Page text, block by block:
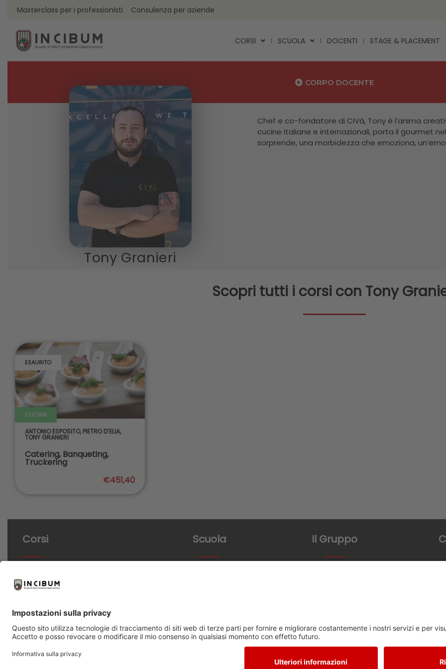
Masterclass per i professionisti Consulenza per aziende
CORSI SCUOLA DOCENTI STAGE & PLACEMENT
CORPO DOCENTE
Tony Granieri
Chef e co-fondatore di CiVà, Tony è l’anima
cucine italiane e internazionali, porta il gourmet
sorprende, una morbidezza che emoziona,
Scopri tutti i corsi con Tony
ESAURITO
CUCINA
ANTONIO ESPOSITO,PIETRO D’ELIA,
TONY GRANIERI
Catering, Banqueting,
Truckering
€451,40
Corsi
Panificazione
Masterclass
Scuola Il Gruppo
Copyright© 2026 - Tutti i diritti sono riservati.